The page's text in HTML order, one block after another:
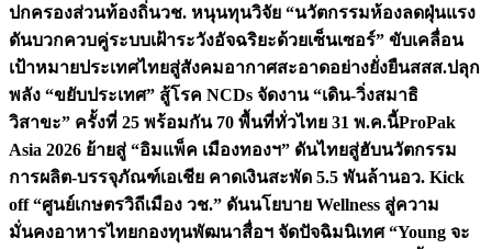
ปกครองส่วนท้องถิ่นวช. หนุนทุนวิจัย “นวัตกรรมห้องลดฝุ่นแรง
ดันบวกควบคู่ระบบเฝ้าระวังอัจฉริยะด้วยเซ็นเซอร์” ขับเคลื่อน
เป้าหมายประเทศไทยสู่สังคมอากาศสะอาดอย่างยั่งยืนสสส.ปลุก
พลัง “ขยับประเทศ” สู้โรค NCDs จัดงาน “เดิน-วิ่งสมาธิ
วิสาขะ” ครั้งที่ 25 พร้อมกัน 70 พื้นที่ทั่วไทย 31 พ.ค.นี้ProPak
Asia 2026 ย้ายสู่ “อิมแพ็ค เมืองทองฯ” ดันไทยสู่ฮับนวัตกรรม
การผลิต-บรรจุภัณฑ์เอเชีย คาดเงินสะพัด 5.5 พันล้านอว. Kick
off “ศูนย์เกษตรวิถีเมือง วช.” ดันนโยบาย Wellness สู่ความ
มั่นคงอาหารไทยกองทุนพัฒนาสื่อฯ จัดปัจฉิมนิเทศ “Young จะ